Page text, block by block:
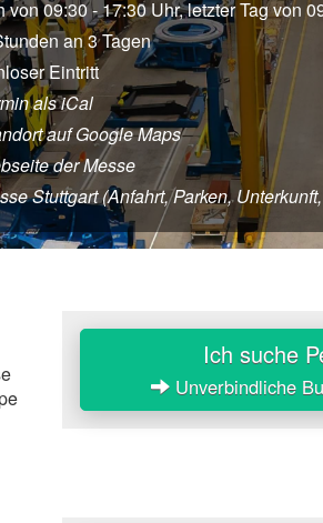
von 09:30 - 17:30 Uhr, letzter Tag von
an 3 Tagen
Eintritt
als iCal
auf Google Maps
der Messe
Stuttgart (Anfahrt, Parken,
Ich suche
Unverbindliche